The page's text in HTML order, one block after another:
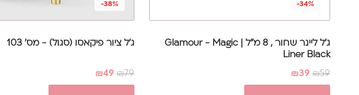
-34%
ג'ל ליינר שחור , 8 מ"ל | Glamour - Magic
Liner Black
₪59
₪39
-38%
ג'ל ציור פיקאסו (סגול) - מס' 103
₪79
₪49